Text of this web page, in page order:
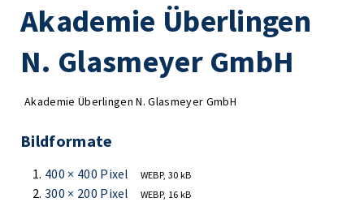
Akademie Überlingen
N. Glasmeyer GmbH
Akademie Überlingen N. Glasmeyer GmbH
Bildformate
400 × 400 Pixel WEBP, 30 kB
300 × 200 Pixel WEBP, 16 kB